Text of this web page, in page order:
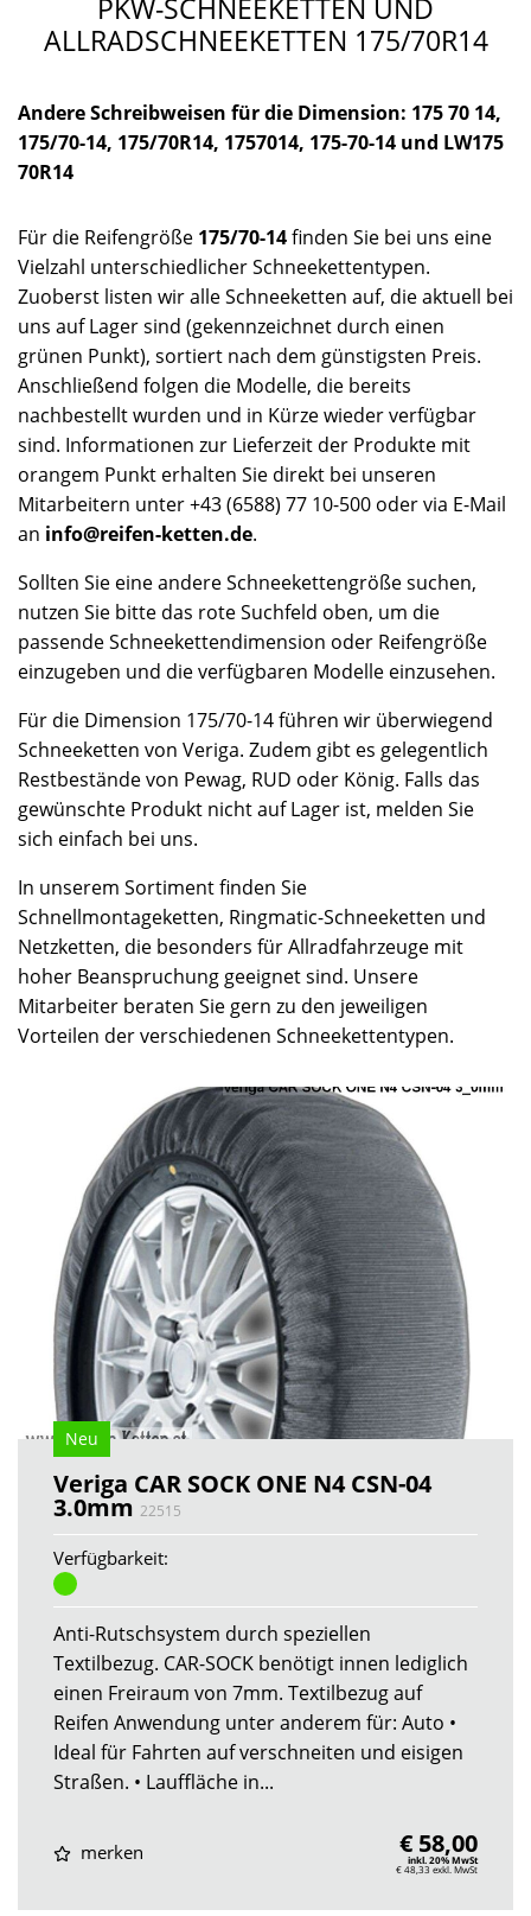
PKW-SCHNEEKETTEN UND
ALLRADSCHNEEKETTEN 175/70R14
Andere Schreibweisen für die Dimension: 175 70 14,
175/70-14, 175/70R14, 1757014, 175-70-14 und LW175
70R14
Für die Reifengröße 175/70-14finden Sie bei uns eine
Vielzahl unterschiedlicher Schneekettentypen.
Zuoberst listen wir alle Schneeketten auf, die aktuell bei
uns auf Lager sind (gekennzeichnet durch einen
grünen Punkt), sortiert nach dem günstigsten Preis.
Anschließend folgen die Modelle, die bereits
nachbestellt wurden und in Kürze wieder verfügbar
sind. Informationen zur Lieferzeit der Produkte mit
orangem Punkt erhalten Sie direkt bei unseren
Mitarbeitern unter +43 (6588) 77 10-500 oder via E-Mail
an info@reifen-ketten.de.
Sollten Sie eine andere Schneekettengröße suchen,
nutzen Sie bitte das rote Suchfeld oben, um die
passende Schneekettendimension oder Reifengröße
einzugeben und die verfügbaren Modelle einzusehen.
Für die Dimension 175/70-14 führen wir überwiegend
Schneeketten von Veriga. Zudem gibt es gelegentlich
Restbestände von Pewag, RUD oder König. Falls das
gewünschte Produkt nicht auf Lager ist, melden Sie
sich einfach bei uns.
In unserem Sortiment finden Sie
Schnellmontageketten, Ringmatic-Schneeketten und
Netzketten, die besonders für Allradfahrzeuge mit
hoher Beanspruchung geeignet sind. Unsere
Mitarbeiter beraten Sie gern zu den jeweiligen
Vorteilen der verschiedenen Schneekettentypen.
Neu
Veriga CAR SOCK ONE N4 CSN-04
3.0mm 22515
Verfügbarkeit:
Anti-Rutschsystem durch speziellen
Textilbezug. CAR-SOCK benötigt innen lediglich
einen Freiraum von 7mm. Textilbezug auf
Reifen Anwendung unter anderem für: Auto •
Ideal für Fahrten auf verschneiten und eisigen
Straßen. • Lauffläche in...
merken € 58,00
inkl. 20% MwSt
€ 48,33 exkl. MwSt